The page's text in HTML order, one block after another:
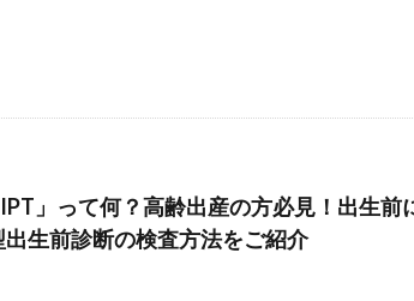
」って何？高齢出産の方必見！出生前
出生前診断の検査方法をご紹介